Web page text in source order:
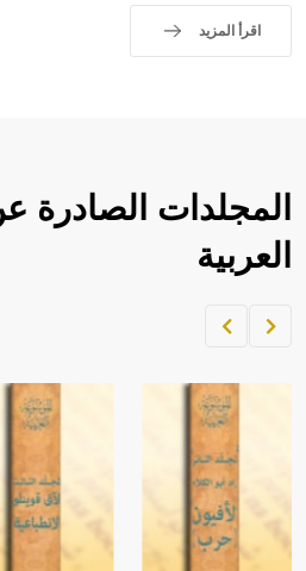
اقرأ المزيد
المجلدات الصادرة
العربية